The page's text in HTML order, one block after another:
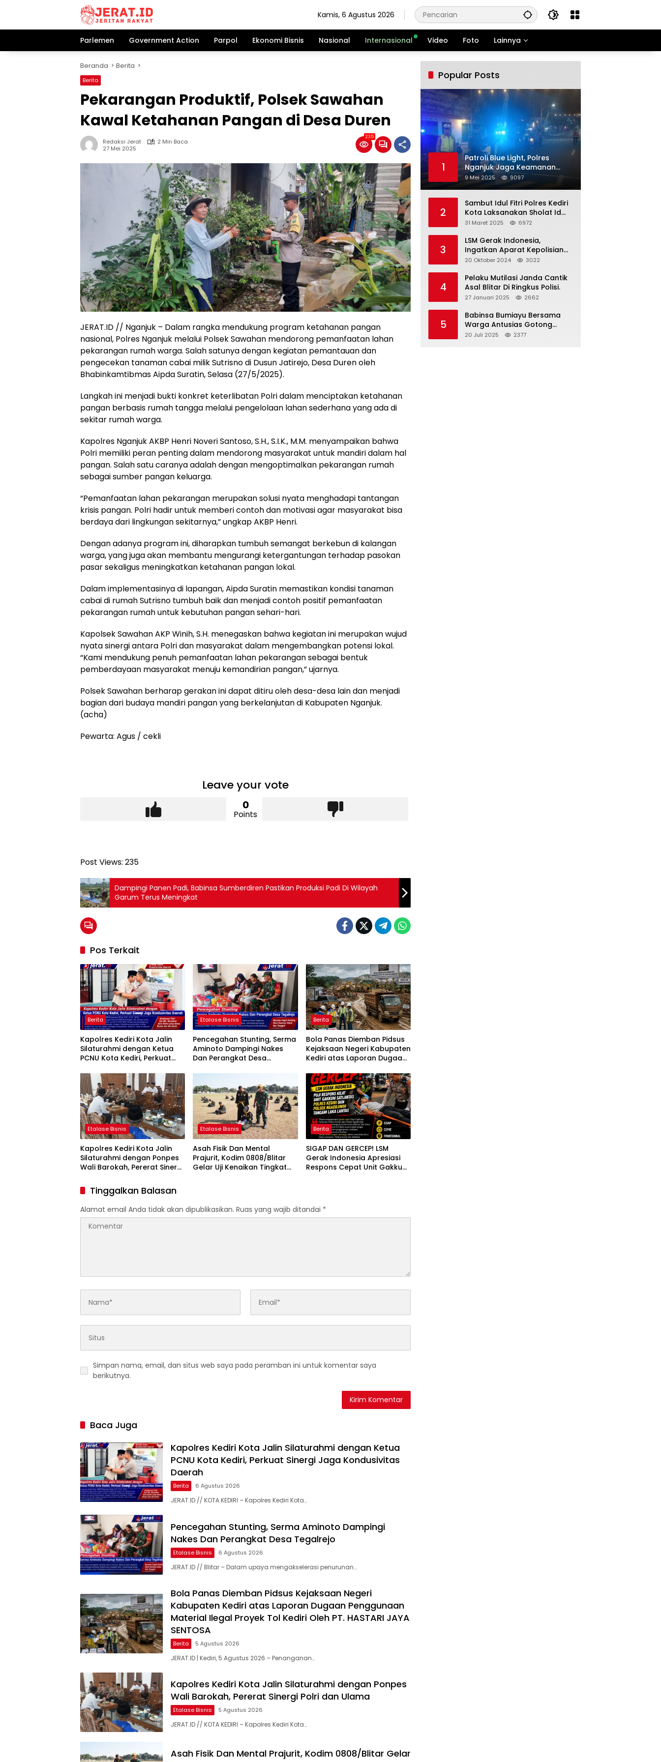
Kamis, 6 Agustus 2026
Parlemen Government Action Parpol Ekonomi Bisnis Nasional Internasional Video Foto Lainnya
Beranda Berita
Berita
Pekarangan Produktif, Polsek Sawahan
Kawal Ketahanan Pangan di Desa Duren
Redaksi Jerat
2 Min Baca
27 Mei 2025
235
JERAT.ID // Nganjuk – Dalam rangka mendukung program ketahanan pangan
nasional, Polres Nganjuk melalui Polsek Sawahan mendorong pemanfaatan lahan
pekarangan rumah warga. Salah satunya dengan kegiatan pemantauan dan
pengecekan tanaman cabai milik Sutrisno di Dusun Jatirejo, Desa Duren oleh
Bhabinkamtibmas Aipda Suratin, Selasa (27/5/2025).
Langkah ini menjadi bukti konkret keterlibatan Polri dalam menciptakan ketahanan
pangan berbasis rumah tangga melalui pengelolaan lahan sederhana yang ada di
sekitar rumah warga.
Kapolres Nganjuk AKBP Henri Noveri Santoso, S.H., S.I.K., M.M. menyampaikan bahwa
Polri memiliki peran penting dalam mendorong masyarakat untuk mandiri dalam hal
pangan. Salah satu caranya adalah dengan mengoptimalkan pekarangan rumah
sebagai sumber pangan keluarga.
“Pemanfaatan lahan pekarangan merupakan solusi nyata menghadapi tantangan
krisis pangan. Polri hadir untuk memberi contoh dan motivasi agar masyarakat bisa
berdaya dari lingkungan sekitarnya,” ungkap AKBP Henri.
Dengan adanya program ini, diharapkan tumbuh semangat berkebun di kalangan
warga, yang juga akan membantu mengurangi ketergantungan terhadap pasokan
pasar sekaligus meningkatkan ketahanan pangan lokal.
Dalam implementasinya di lapangan, Aipda Suratin memastikan kondisi tanaman
cabai di rumah Sutrisno tumbuh baik dan menjadi contoh positif pemanfaatan
pekarangan rumah untuk kebutuhan pangan sehari-hari.
Kapolsek Sawahan AKP Winih, S.H. menegaskan bahwa kegiatan ini merupakan wujud
nyata sinergi antara Polri dan masyarakat dalam mengembangkan potensi lokal.
“Kami mendukung penuh pemanfaatan lahan pekarangan sebagai bentuk
pemberdayaan masyarakat menuju kemandirian pangan,” ujarnya.
Polsek Sawahan berharap gerakan ini dapat ditiru oleh desa-desa lain dan menjadi
bagian dari budaya mandiri pangan yang berkelanjutan di Kabupaten Nganjuk.
(acha)
Pewarta: Agus / cekli
Leave your vote
0
Points
Post Views: 235
Dampingi Panen Padi, Babinsa Sumberdiren Pastikan Produksi Padi Di Wilayah
Garum Terus Meningkat
Pos Terkait
Berita
Kapolres Kediri Kota Jalin
Silaturahmi dengan Ketua
PCNU Kota Kediri, Perkuat
Daerah
Etalase Bisnis
Pencegahan Stunting, Serma
Aminoto Dampingi Nakes
Dan Perangkat Desa
Berita
Bola Panas Diemban Pidsus
Kejaksaan Negeri Kabupaten
Kediri atas Laporan Dugaan
Proyek Tol Kediri Oleh PT.
HASTARI JAYA SENTOSA
Etalase Bisnis
Kapolres Kediri Kota Jalin
Silaturahmi dengan Ponpes
Wali Barokah, Pererat Sinergi
Etalase Bisnis
Asah Fisik Dan Mental
Prajurit, Kodim 0808/Blitar
Gelar Uji Kenaikan Tingkat
Berita
SIGAP DAN GERCEP! LSM
Gerak Indonesia Apresiasi
Respons Cepat Unit Gakkum
Lalu Lintas
Tinggalkan Balasan
Alamat email Anda tidak akan dipublikasikan. Ruas yang wajib ditandai *
Simpan nama, email, dan situs web saya pada peramban ini untuk komentar saya
berikutnya.
Baca Juga
Kapolres Kediri Kota Jalin Silaturahmi dengan Ketua
PCNU Kota Kediri, Perkuat Sinergi Jaga Kondusivitas
Daerah
Berita 6 Agustus 2026
JERAT.ID // KOTA KEDIRI – Kapolres Kediri Kota…
Pencegahan Stunting, Serma Aminoto Dampingi
Nakes Dan Perangkat Desa Tegalrejo
Etalase Bisnis 6 Agustus 2026
JERAT.ID // Blitar – Dalam upaya mengakselerasi penurunan…
Bola Panas Diemban Pidsus Kejaksaan Negeri
Kabupaten Kediri atas Laporan Dugaan Penggunaan
Material Ilegal Proyek Tol Kediri Oleh PT. HASTARI JAYA
SENTOSA
Berita 5 Agustus 2026
JERAT.ID | Kediri, 5 Agustus 2026 – Penanganan…
Kapolres Kediri Kota Jalin Silaturahmi dengan Ponpes
Wali Barokah, Pererat Sinergi Polri dan Ulama
Etalase Bisnis 5 Agustus 2026
JERAT.ID // KOTA KEDIRI – Kapolres Kediri Kota…
Asah Fisik Dan Mental Prajurit, Kodim 0808/Blitar Gelar
Popular Posts
1
Patroli Blue Light, Polres
Nganjuk Jaga Keamanan
Jelang Long Weekend
9 Mei 2025 9097
2
Sambut Idul Fitri Polres Kediri
Kota Laksanakan Sholat Id
dan Gelar Halalbihalal
31 Maret 2025 6972
3
LSM Gerak Indonesia,
Ingatkan Aparat Kepolisian
Polres Blitar Kota “Tri Brata
20 Oktober 2024 3022
4
Pelaku Mutilasi Janda Cantik
Asal Blitar Di Ringkus Polisi.
27 Januari 2025 2662
5
Babinsa Bumiayu Bersama
Warga Antusias Gotong
Royong Bersihkan Jalan
20 Juli 2025 2377